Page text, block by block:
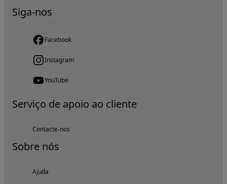
Siga-nos
Facebook
Instagram
YouTube
Serviço de apoio ao cliente
Contacte-nos
Sobre nós
Ajuda